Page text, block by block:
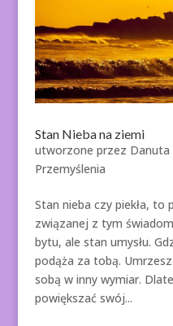
Stan Nieba na ziemi
utworzone przez Danuta
Przemyślenia
Stan nieba czy piekła,
związanej z tym
bytu, ale stan umysłu.
podąża za tobą.
sobą w inny wymiar.
powiększać swój...